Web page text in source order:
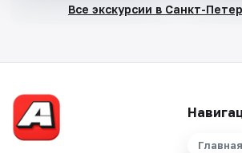
Все экскурсии в Санкт-
Главная